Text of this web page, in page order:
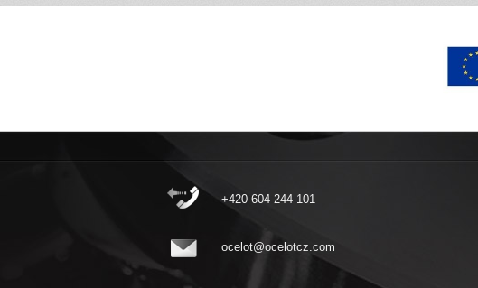
+420 604 244 101
ocelot@ocelotcz.com